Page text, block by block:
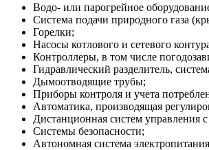
Водо- или парогрейное
Система подачи природного газа
Горелки;
Насосы котлового и сетевого
Контроллеры, в том числе
Гидравлический разделитель,
Дымоотводящие трубы;
Приборы контроля и учета
Автоматика, производящая
Дистанционная систем управления с
Системы безопасности;
Автономная система